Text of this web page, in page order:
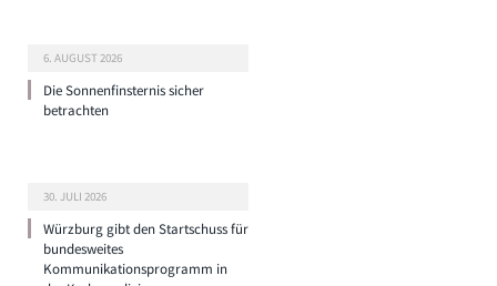
6. AUGUST 2026
Die Sonnenfinsternis sicher
betrachten
30. JULI 2026
Würzburg gibt den Startschuss für
bundesweites
Kommunikationsprogramm in